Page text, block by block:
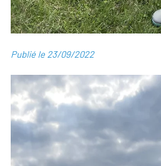
Publié le 23/09/2022